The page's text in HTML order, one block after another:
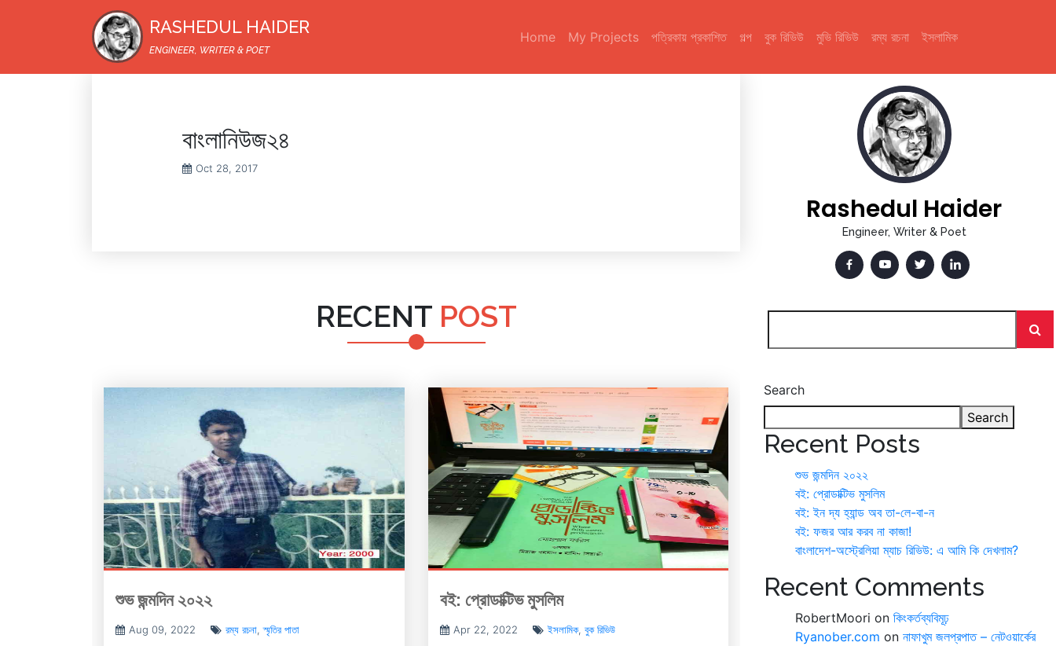
RASHEDUL HAIDER
ENGINEER, WRITER & POET
Home My Projects পত্রিকায় প্রকাশিত গল্প বুক রিভিউ মুভি রিভিউ রম্য রচনা ইসলামিক
বাংলানিউজ২৪
Oct 28, 2017
RECENT POST
শুভ জন্মদিন ২০২২
Aug 09, 2022 রম্য রচনা,স্মৃতির পাতা
বই: প্রোডাক্টিভ মুসলিম
Apr 22, 2022 ইসলামিক, বুক রিভিউ
Rashedul Haider
Engineer, Writer & Poet
Search
Search
Recent Posts
শুভ জন্মদিন ২০২২
বই: প্রোডাক্টিভ মুসলিম
বই: ইন দ্য হ্যান্ড অব তা-লে-বা-ন
বই: ফজর আর করব না কাজা!
বাংলাদেশ-অস্ট্রেলিয়া ম্যাচ রিভিউ: এ আমি কি দেখলাম?
Recent Comments
RobertMoori on কিংকর্তব্যবিমূঢ়
Ryanober.com on নাফাখুম জলপ্রপাত – নেটওয়ার্কের